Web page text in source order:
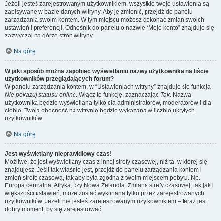
Jeżeli jesteś zarejestrowanym użytkownikiem, wszystkie twoje ustawienia są
zapisywane w bazie danych witryny. Aby je zmienić, przejdź do panelu
zarządzania swoim kontem. W tym miejscu możesz dokonać zmian swoich
ustawień i preferencji. Odnośnik do panelu o nazwie “Moje konto” znajduje się
zazwyczaj na górze stron witryny.
Na górę
W jaki sposób można zapobiec wyświetlaniu nazwy użytkownika na liście
użytkowników przeglądających forum?
W panelu zarządzania kontem, w “Ustawieniach witryny” znajduje się funkcja
Nie pokazuj statusu online. Włącz tę funkcję, zaznaczając Tak. Nazwa
użytkownika będzie wyświetlana tylko dla administratorów, moderatorów i dla
ciebie. Twoja obecność na witrynie będzie wykazana w liczbie ukrytych
użytkowników.
Na górę
Jest wyświetlany nieprawidłowy czas!
Możliwe, że jest wyświetlany czas z innej strefy czasowej, niż ta, w której się
znajdujesz. Jeśli tak właśnie jest, przejdź do panelu zarządzania kontem i
zmień strefę czasową, tak aby była zgodna z twoim miejscem pobytu. Np.
Europa centralna, Afryka, czy Nowa Zelandia. Zmiana strefy czasowej, tak jak i
większości ustawień, może zostać wykonana tylko przez zarejestrowanych
użytkowników. Jeżeli nie jesteś zarejestrowanym użytkownikiem – teraz jest
dobry moment, by się zarejestrować.